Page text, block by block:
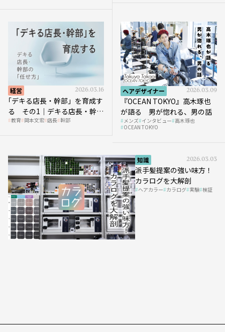
経営 2026.03.16
｢デキる店長・幹部」を育成す
る その1｜デキる店長・幹部
の「任せ方」
教育 岡本文宏 店長 幹部
ヘアデザイナー 2026.03.09
『OCEAN TOKYO』高木琢也
が語る 男が惚れる、男の話
メンズ インタビュー 高木琢也
OCEAN TOKYO
知識 2026.03.03
派手髪提案の強い味方！
カラログを大解剖
ヘアカラー カラログ 実験 検証